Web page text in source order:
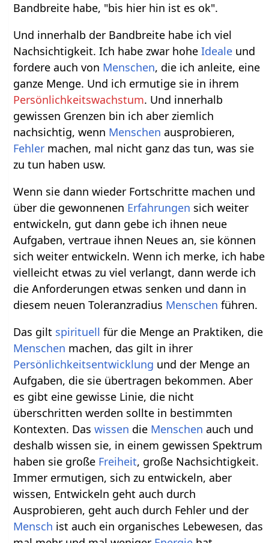
Bandbreite habe, "bis hier hin ist es ok".
Und innerhalb der Bandbreite habe ich viel
Nachsichtigkeit. Ich habe zwar hoheIdeale und
fordere auch von Menschen, die ich anleite, eine
ganze Menge. Und ich ermutige sie in ihrem
Persönlichkeitswachstum. Und innerhalb
gewissen Grenzen bin ich aber ziemlich
nachsichtig, wenn Menschen ausprobieren,
Fehler machen, mal nicht ganz das tun, was sie
zu tun haben usw.
Wenn sie dann wieder Fortschritte machen und
über die gewonnenen Erfahrungen sich weiter
entwickeln, gut dann gebe ich ihnen neue
Aufgaben, vertraue ihnen Neues an, sie können
sich weiter entwickeln. Wenn ich merke, ich habe
vielleicht etwas zu viel verlangt, dann werde ich
die Anforderungen etwas senken und dann in
diesem neuen Toleranzradius Menschen führen.
Das gilt spirituell für die Menge an Praktiken, die
Menschen machen, das gilt in ihrer
Persönlichkeitsentwicklung und der Menge an
Aufgaben, die sie übertragen bekommen. Aber
es gibt eine gewisse Linie, die nicht
überschritten werden sollte in bestimmten
Kontexten. Daswissen die Menschen auch und
deshalb wissen sie, in einem gewissen Spektrum
haben sie große Freiheit, große Nachsichtigkeit.
Immer ermutigen, sich zu entwickeln, aber
wissen, Entwickeln geht auch durch
Ausprobieren, geht auch durch Fehler und der
Mensch ist auch ein organisches Lebewesen, das